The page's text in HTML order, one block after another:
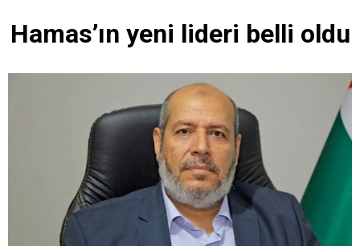
Hamas’ın yeni lideri belli oldu